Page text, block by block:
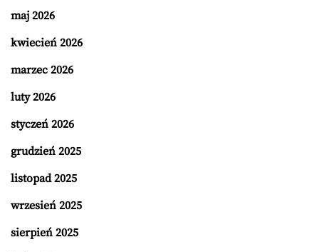
maj 2026
kwiecień 2026
marzec 2026
luty 2026
styczeń 2026
grudzień 2025
listopad 2025
wrzesień 2025
sierpień 2025